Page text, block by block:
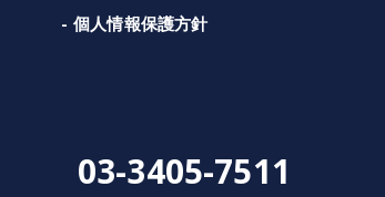
個人情報保護方針
03-3405-7511